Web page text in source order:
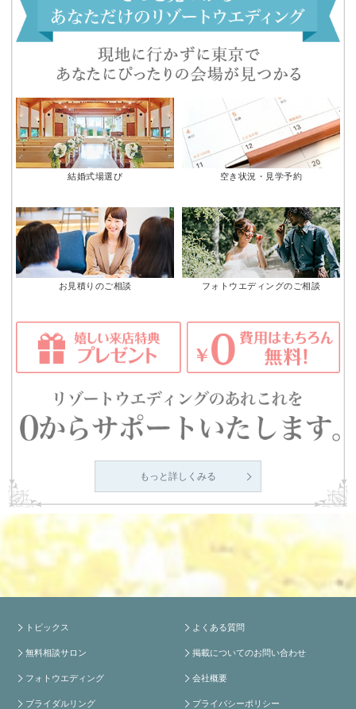
結婚式場選び 空き状況・見学予約
お見積りのご相談 フォトウエディングのご相談
もっと詳しくみる
トピックス
無料相談サロン
フォトウエディング
ブライダルリング
よくある質問
掲載についてのお問い合わせ
会社概要
プライバシーポリシー